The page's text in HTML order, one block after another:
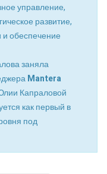
управление,
развитие,
и обеспечение
заняла
Mantera
Капраловой
как первый в
под